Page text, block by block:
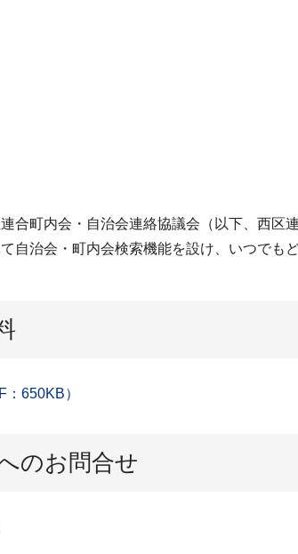
合町内会・自治会連絡協議会（以下、西区
自治会・町内会検索機能を設け、いつでも
650KB）
のお問合せ